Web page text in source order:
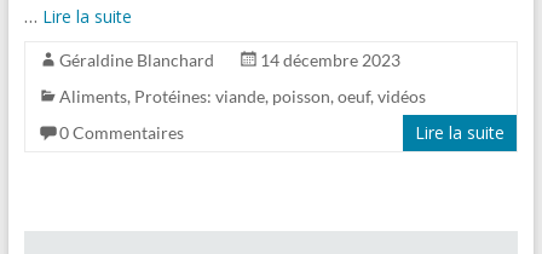
… Lire la suite
Géraldine Blanchard
14 décembre 2023
Aliments, Protéines: viande, poisson, oeuf, vidéos
0 Commentaires
Lire la suite